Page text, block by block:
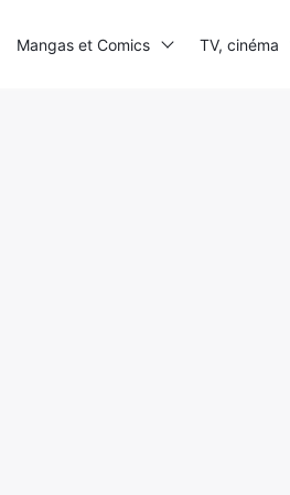
Mangas et Comics TV, cinéma